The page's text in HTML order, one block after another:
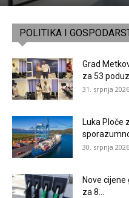
POLITIKA I
Grad
za 53
31. srpnja
Luka Ploče
30. srpnja
Nove
za 8...